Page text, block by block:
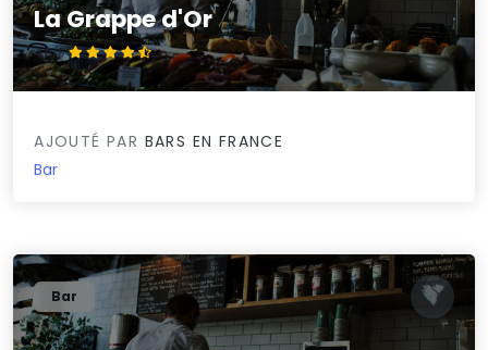
La Grappe d'Or
4.6/5
AJOUTÉ PAR BARS EN FRANCE
Bar
Bar